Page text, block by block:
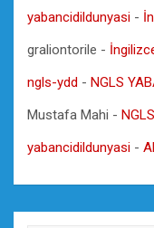
yabancidildunyasi -
graliontorile -
ngls-ydd - NGLS
Mustafa Mahi -
yabancidildunyasi -